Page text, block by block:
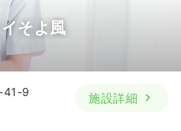
そよ風
41-9
施設詳細